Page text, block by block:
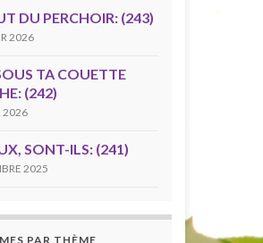
DU PERCHOIR: (243)
2026
TA COUETTE
(242)
2026
SONT-ILS: (241)
2025
PAR THÈME